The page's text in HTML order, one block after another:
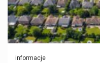
informacje